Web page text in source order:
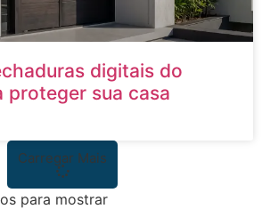
digitais do
proteger sua casa
Carregar Mais
para mostrar